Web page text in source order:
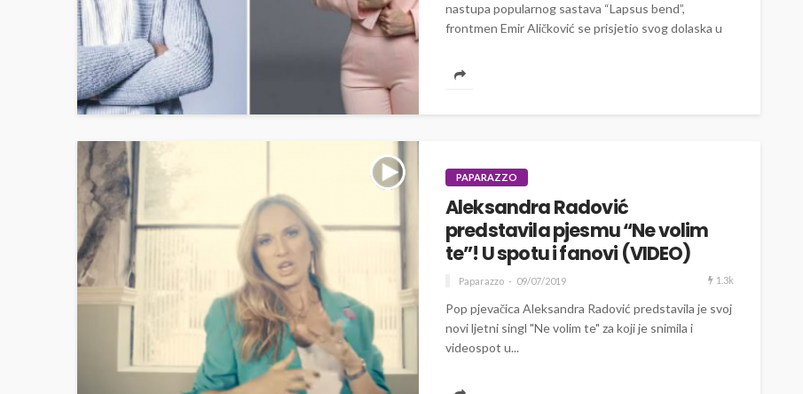
nastupa popularnog sastava “Lapsus bend”,
frontmen Emir Aličković se prisjetio svog dolaska u
PAPARAZZO
Aleksandra Radović
predstavila pjesmu “Ne volim
te”! U spotu i fanovi (VIDEO)
Paparazzo 09/07/2019 1.3k
Pop pjevačica Aleksandra Radović predstavila je svoj
novi ljetni singl "Ne volim te" za koji je snimila i
videospot u...